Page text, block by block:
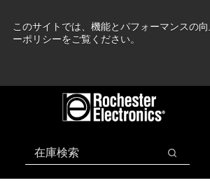
このサイトでは、機能とパフォーマンスの
ーポリシーをご覧ください。
検索
検索